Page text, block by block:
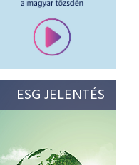
ESG JELENTÉS